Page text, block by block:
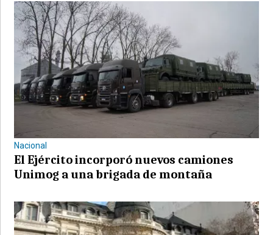
Nacional
El Ejército incorporó nuevos camiones
Unimog a una brigada de montaña